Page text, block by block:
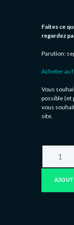
Faites ce
regardez
Parution:
Acheter au
Vous
possible (et
vous
site.